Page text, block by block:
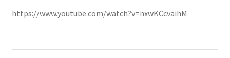
https://www.youtube.com/watch?v=nxwKCcvaihM